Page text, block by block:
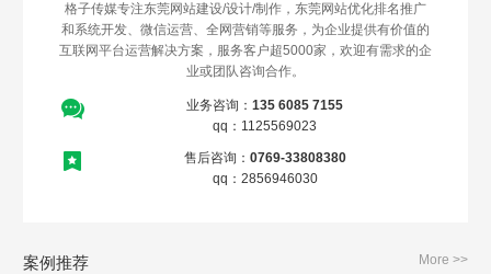
格子传媒专注东莞网站建设/设计/制作，东莞网站优化排名推广
和系统开发、微信运营、全网营销等服务，为企业提供有价值的
互联网平台运营解决方案，服务客户超5000家，欢迎有需求的企
业或团队咨询合作。
业务咨询： 135 6085 7155
qq：1125569023
售后咨询： 0769-33808380
qq：2856946030
案例推荐 More >>